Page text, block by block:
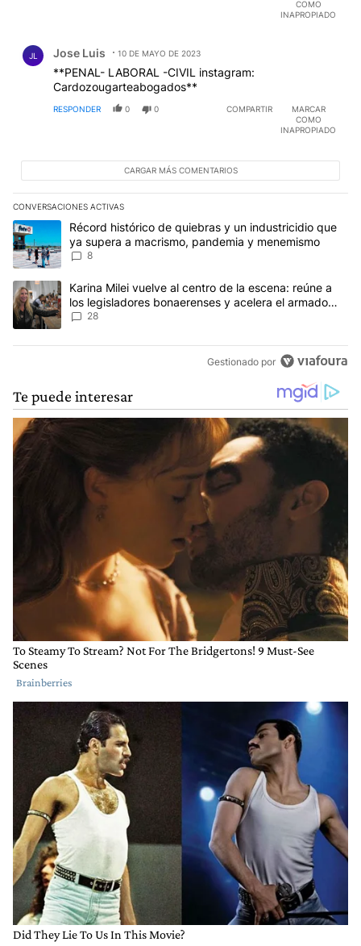
No sé que pasa con las terminaciones "-ción", "-sión",
la palabra, sin necesidad de entrar en las redes
sociales para sufrir una lectura, generalmente de
comentarios de los usuarios muy mal redactados.
maestro por el alumno (?).
COMO
INAPROPIADO
JL Jose Luis 10 DE MAYO DE 2023
**PENAL- LABORAL -CIVIL instagram:
Cardozougarteabogados**
RESPONDER 0 0 COMPARTIR
MARCAR
COMO
INAPROPIADO
CARGAR MÁS COMENTARIOS
CONVERSACIONES ACTIVAS
Este listado muestra los artículos con más comentarios en los
Un artículo de tendencia con el título "Récord histórico de
Récord histórico de quiebras y un industricidio que
ya supera a macrismo, pandemia y menemismo
8
Un artículo de tendencia con el título "Karina Milei vuelve al
Karina Milei vuelve al centro de la escena: reúne a
los legisladores bonaerenses y acelera el armado
para 2027
28
Gestionado por